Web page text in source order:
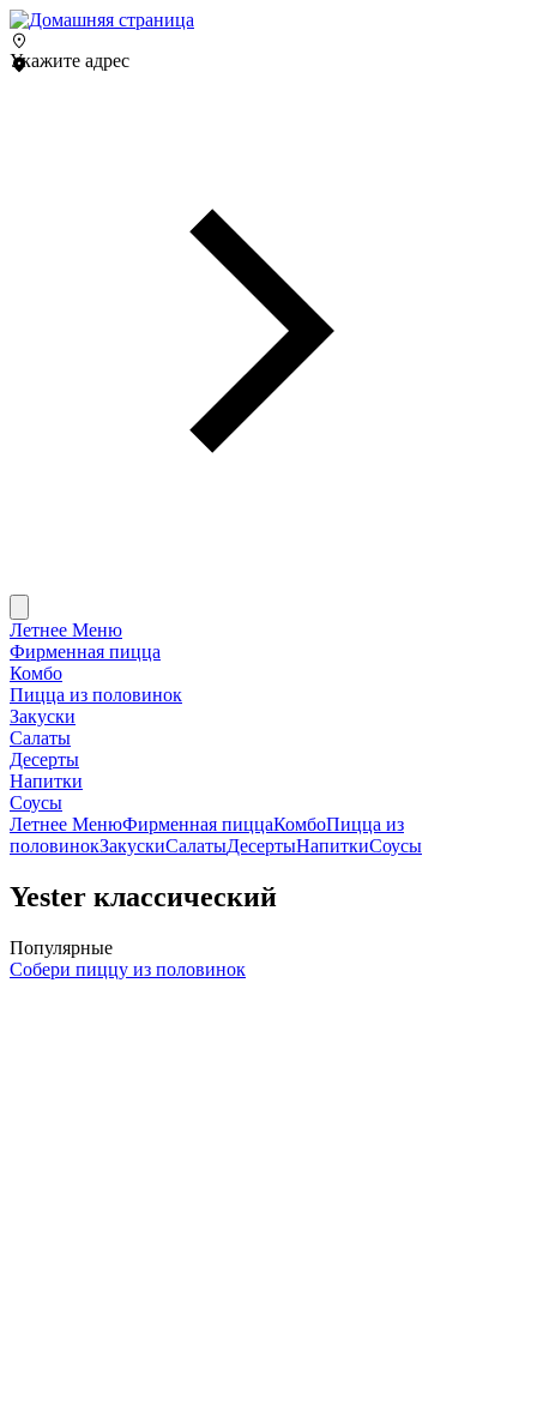
Укажите адрес
Летнее Меню
Фирменная пицца
Комбо
Пицца из половинок
Закуски
Салаты
Десерты
Напитки
Соусы
Летнее МенюФирменная пиццаКомбоПицца из
половинокЗакускиСалатыДесертыНапиткиСоусы
Yester классический
Популярные
Собери пиццу из половинок